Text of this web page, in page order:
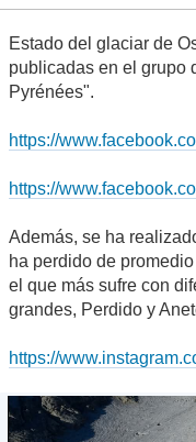
Estado del glaciar de
publicadas en el grupo
Pyrénées".
https://
https://
Además, se ha
ha perdido de
el que más sufre con
grandes, Perdido y
https://